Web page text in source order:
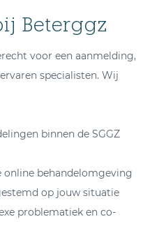
Beterggz
voor een aanmelding,
specialisten. Wij
binnen de SGGZ
behandelomgeving
op jouw situatie
problematiek en co-